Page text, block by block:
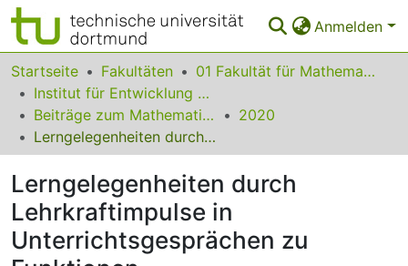
Anmelden
Bereiche & Sammlungen
Das gesamte Repositorium
Statistiken
FAQ
Leitlinien
Zurück zur Startseite
Startseite Fakultäten
01 Fakultät für Mathematik
Institut für Entwicklung und Erforschung des Mathematikunterrichts
Beiträge zum Mathematikunterricht
2020
Lerngelegenheiten durch Lehrkraftimpulse in Unterrichtsgesprächen zu Funktionen
Lerngelegenheiten durch
Lehrkraftimpulse in
Unterrichtsgesprächen zu